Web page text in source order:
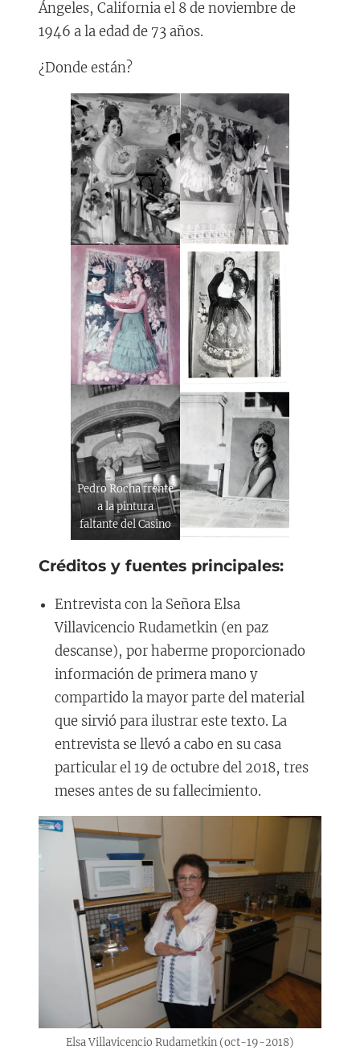
Ángeles, California el 8 de noviembre de
1946 a la edad de 73 años.
¿Donde están?
Pedro Rocha frente
a la pintura
faltante del Casino
Créditos y fuentes principales:
Entrevista con la Señora Elsa
Villavicencio Rudametkin (en paz
descanse), por haberme proporcionado
información de primera mano y
compartido la mayor parte del material
que sirvió para ilustrar este texto. La
entrevista se llevó a cabo en su casa
particular el 19 de octubre del 2018, tres
meses antes de su fallecimiento.
Elsa Villavicencio Rudametkin (oct-19-2018)